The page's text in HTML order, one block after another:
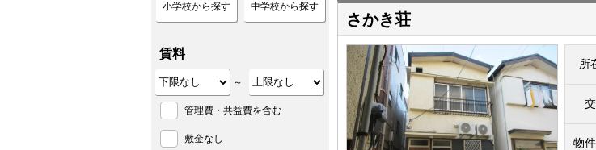
さかき荘
所
物
小学校から探す 中学校から探す
賃料
～
管理費・共益費を含む
敷金なし